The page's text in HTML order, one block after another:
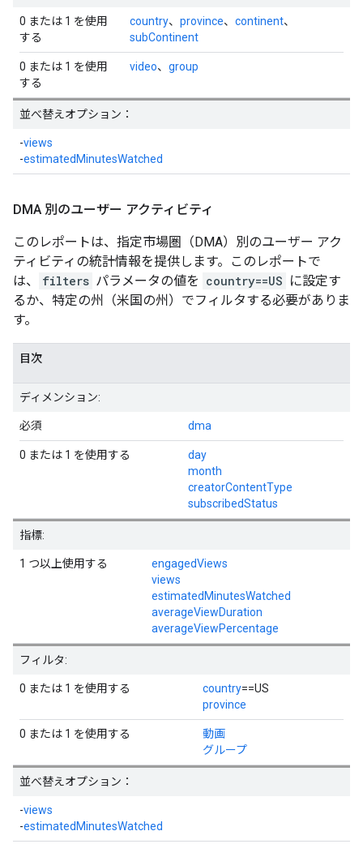
0 または 1 を使用
する
country、 province、 continent、
subContinent
0 または 1 を使用
する
video、 group
並べ替えオプション：
-views
-estimatedMinutesWatched
DMA 別のユーザー アクティビティ
このレポートは、指定市場圏（DMA）別のユーザー アク
ティビティの統計情報を提供します。このレポートで
は、
filters パラメータの値を country==US に設定す
るか、特定の州（米国の州）でフィルタする必要がありま
す。
目次
ディメンション:
必須 dma
0 または 1 を使用する
day
month
creatorContentType
subscribedStatus
指標:
1 つ以上使用する
engagedViews
views
estimatedMinutesWatched
averageViewDuration
averageViewPercentage
フィルタ:
0 または 1 を使用する country==US
province
0 または 1 を使用する
動画
グループ
並べ替えオプション：
-views
-estimatedMinutesWatched